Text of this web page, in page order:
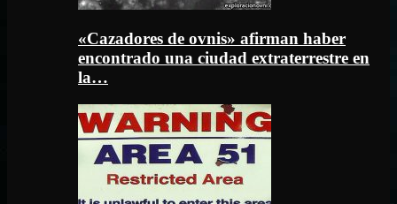
«Cazadores de ovnis» afirman haber
encontrado una ciudad extraterrestre en
la…